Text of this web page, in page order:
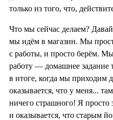
только из того, что,
Что мы сейчас делаем?
мы идём в магазин. Мы
с работы, и просто берём.
работу — домашнее задание
в итоге, когда мы приходим
оказывается, что у меня...
ничего страшного! Я просто
и оказывается, что старым